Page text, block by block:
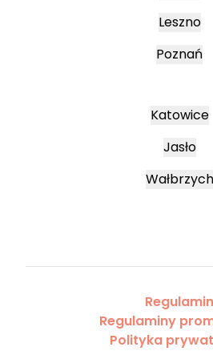
Leszno
Poznań
Katowice
Jasło
Wałbrzych
Regulamin
Regulaminy
Polityka